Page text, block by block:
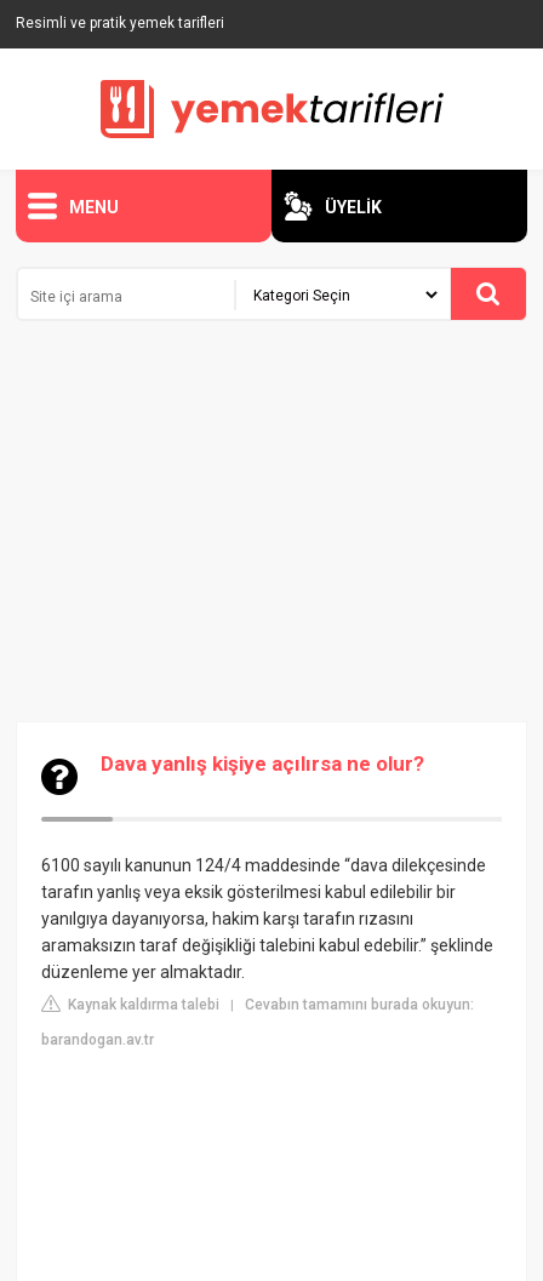
Resimli ve pratik yemek tarifleri
MENU ÜYELİK
Dava yanlış kişiye açılırsa ne olur?
6100 sayılı kanunun 124/4 maddesinde “dava dilekçesinde
tarafın yanlış veya eksik gösterilmesi kabul edilebilir bir
yanılgıya dayanıyorsa, hakim karşı tarafın rızasını
aramaksızın taraf değişikliği talebini kabul edebilir.” şeklinde
düzenleme yer almaktadır.
Kaynak kaldırma talebi |Cevabın tamamını burada okuyun:
barandogan.av.tr